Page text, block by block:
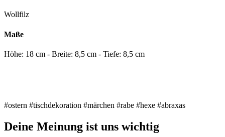
Wollfilz
Maße
Höhe: 18 cm - Breite: 8,5 cm - Tiefe: 8,5 cm
#ostern #tischdekoration #märchen #rabe #hexe #abraxas
Deine Meinung ist uns wichtig